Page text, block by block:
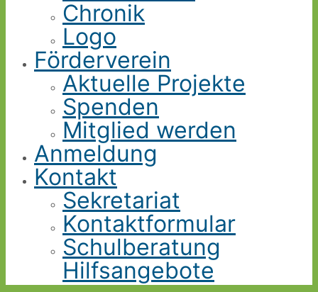
Chronik
Logo
Förderverein
Aktuelle Projekte
Spenden
Mitglied werden
Anmeldung
Kontakt
Sekretariat
Kontaktformular
Schulberatung
Hilfsangebote